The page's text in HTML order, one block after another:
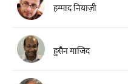
हम्माद नियाज़ी
हुसैन माजिद